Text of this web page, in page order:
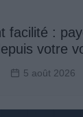
facilité :
votre
5 août 2026